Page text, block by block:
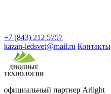
+7 (843) 212 5757
kazan-ledsvet@mail.ru Контакты
официальный партнер Arlight